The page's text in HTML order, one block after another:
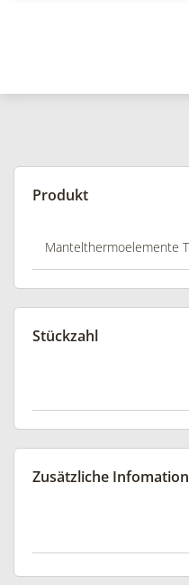
Produkt
Stückzahl
Zusätzliche Infomation